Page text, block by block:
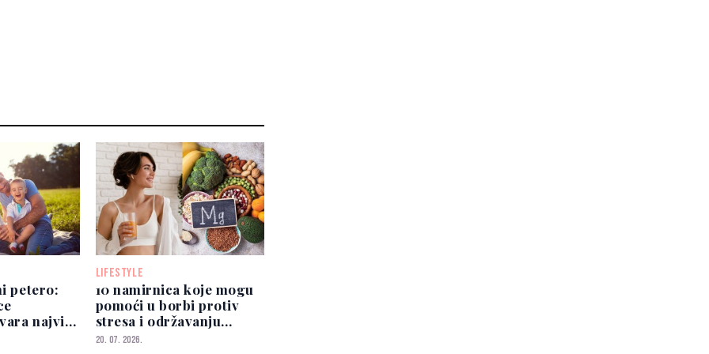
petero:
najviše
LIFESTYLE
10 namirnica koje mogu
pomoći u borbi protiv
stresa i održavanju
ravnoteže kortizola
20. 07. 2026.